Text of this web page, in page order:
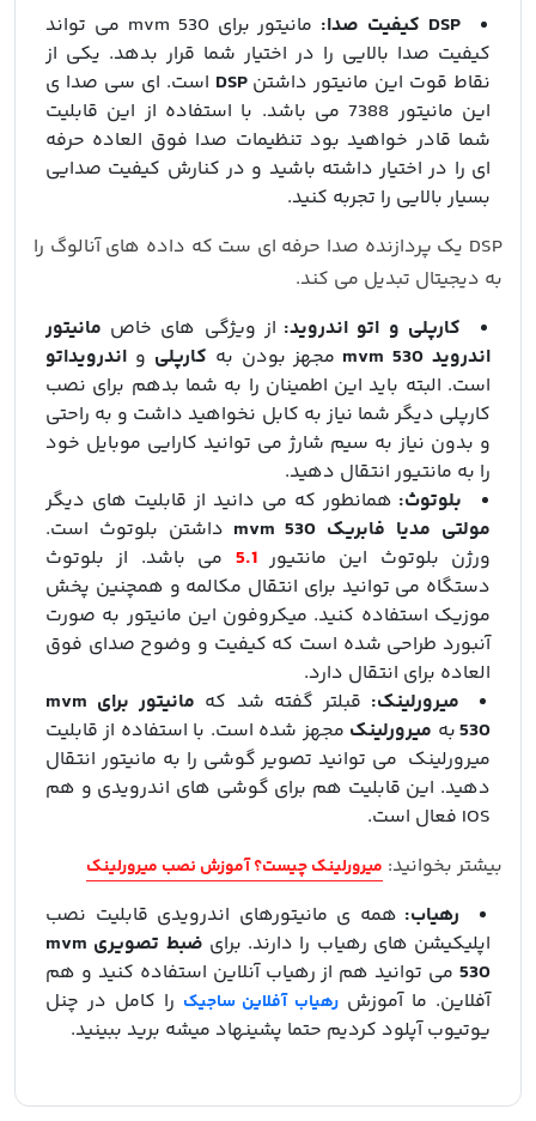
DSP کیفیت صدا:
مانیتور برای mvm 530 می تواند
کیفیت صدا بالایی را در اختیار شما قرار بدهد. یکی از
نقاط قوت این مانیتور داشتنDSP است. ای سی صدا ی
این مانیتور 7388 می باشد. با استفاده از این قابلیت
شما قادر خواهید بود تنظیمات صدا فوق العاده حرفه
ای را در اختیار داشته باشید و در کنارش کیفیت صدایی
بسیار بالایی را تجربه کنید.
DSP یک پردازنده صدا حرفه ای ست که داده های آنالوگ را
به دیجیتال تبدیل می کند.
کارپلی و اتو اندروید: از ویژگی های خاص مانیتور
اندروید mvm 530
مجهز بودن به کارپلی و اندرویداتو
است. البته باید این اطمینان را به شما بدهم برای نصب
کارپلی دیگر شما نیاز به کابل نخواهید داشت و به راحتی
و بدون نیاز به سیم شارژ می توانید کارایی موبایل خود
را به مانتیور انتقال دهید.
بلوتوث: همانطور که می دانید از قابلیت های دیگر
مولتی مدیا فابریک mvm 530
داشتن بلوتوث است.
ورژن بلوتوث این مانتیور5.1 می باشد. از بلوتوث
دستگاه می توانید برای انتقال مکالمه و همچنین پخش
موزیک استفاده کنید. میکروفون این مانیتور به صورت
آنبورد طراحی شده است که کیفیت و وضوح صدای فوق
العاده برای انتقال دارد.
میرورلینک: قبلتر گفته شد که
مانیتور برای mvm
530به میرورلینک مجهز شده است. با استفاده از قابلیت
میرورلینک می توانید تصویر گوشی را به مانیتور انتقال
دهید. این قابلیت هم برای گوشی های اندرویدی و هم
IOS فعال است.
بیشتر بخوانید: میرورلینک چیست؟ آموزش نصب میرورلینک
رهیاب: همه ی مانیتورهای اندرویدی قابلیت نصب
اپلیکیشن های رهیاب را دارند. برای
ضبط تصویری mvm
530 می توانید هم از رهیاب آنلاین استفاده کنید و هم
آفلاین. ما آموزش رهیاب آفلاین ساجیک را کامل در چنل
یوتیوب آپلود کردیم حتما پشینهاد میشه برید ببینید.